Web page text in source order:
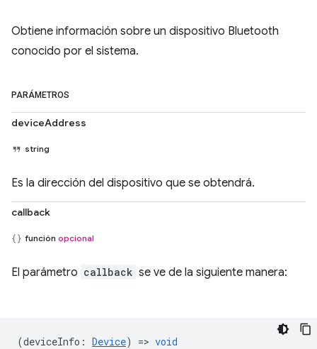
Obtiene información sobre un dispositivo Bluetooth
conocido por el sistema.
PARÁMETROS
deviceAddress
string
Es la dirección del dispositivo que se obtendrá.
callback
función opcional
El parámetro callback se ve de la siguiente manera:
(deviceInfo : Device) => void